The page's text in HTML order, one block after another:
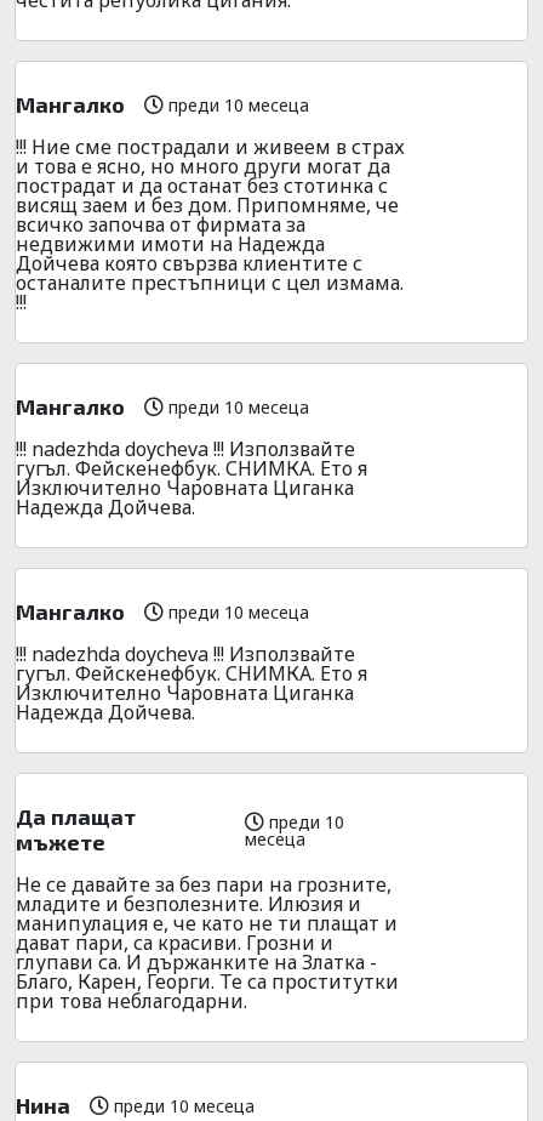
Мангалко преди 10 месеца
!!! Ние сме пострадали и живеем в страх
и това е ясно, но много други могат да
пострадат и да останат без стотинка с
висящ заем и без дом. Припомняме, че
всичко започва от фирмата за
недвижими имоти на Надежда
Дойчева която свързва клиентите с
останалите престъпници с цел измама.
!!!
Мангалко преди 10 месеца
!!! nadezhda doycheva !!! Използвайте
гугъл. Фейскенефбук. СНИМКА. Ето я
Изключително Чаровната Циганка
Надежда Дойчева.
Мангалко преди 10 месеца
!!! nadezhda doycheva !!! Използвайте
гугъл. Фейскенефбук. СНИМКА. Ето я
Изключително Чаровната Циганка
Надежда Дойчева.
Да плащат
мъжете
преди 10
месеца
Не се давайте за без пари на грозните,
младите и безполезните. Илюзия и
манипулация е, че като не ти плащат и
дават пари, са красиви. Грозни и
глупави са. И държанките на Златка -
Благо, Карен, Георги. Те са проститутки
при това неблагодарни.
Нина преди 10 месеца